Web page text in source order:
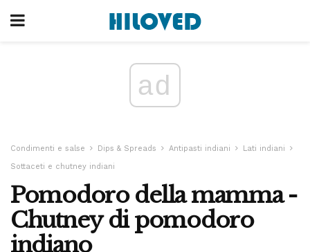
ad
Condimenti e salse Dips & Spreads Antipasti indiani
Lati indiani
Sottaceti e chutney indiani
Pomodoro della mamma -
Chutney di pomodoro
indiano